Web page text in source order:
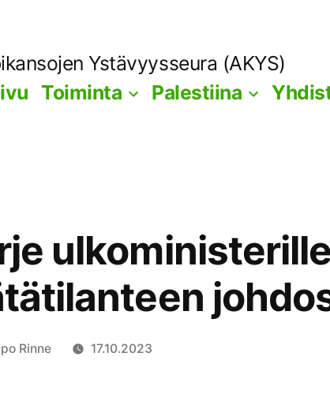
Ystävyysseura (AKYS)
Toiminta Palestiina
Rinne 17.10.2023